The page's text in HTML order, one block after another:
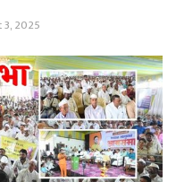
2025